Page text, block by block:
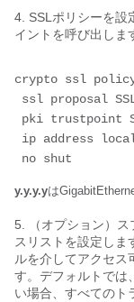
4. SSLポリシーを設
イントを呼び出しま
crypto ssl policy
ssl proposal
pki trustpoint
ip address
no shut
y.y.y.yは
5. （オプション）
スリストを設定しま
ルを介してアクセス
す。デフォルトでは
い場合、すべてのト